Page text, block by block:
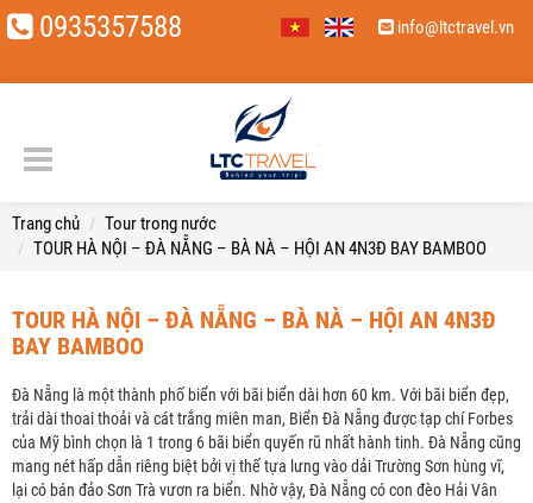
0935357588 info@ltctravel.vn
Trang chủ
Tour trong nước
TOUR HÀ NỘI – ĐÀ NẴNG – BÀ NÀ – HỘI AN 4N3Đ BAY BAMBOO
TOUR HÀ NỘI – ĐÀ NẴNG – BÀ NÀ – HỘI AN 4N3Đ
BAY BAMBOO
Đà Nẵng là một thành phố biển với bãi biển dài hơn 60 km. Với bãi biển đẹp,
trải dài thoai thoải và cát trắng miên man, Biển Đà Nẵng được tạp chí Forbes
của Mỹ bình chọn là 1 trong 6 bãi biển quyến rũ nhất hành tinh. Đà Nẵng cũng
mang nét hấp dẫn riêng biệt bởi vị thế tựa lưng vào dải Trường Sơn hùng vĩ,
lại có bán đảo Sơn Trà vươn ra biển. Nhờ vậy, Đà Nẵng có con đèo Hải Vân